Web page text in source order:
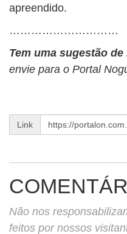
apreendido.
…………………………
Tem uma sugestão
envie para o Portal
Link
Não nos
feitos por nossos